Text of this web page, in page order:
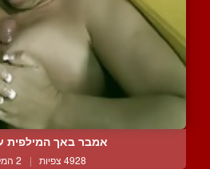
אמבר באך המילפית
4928 צפיות | 2 המלצות